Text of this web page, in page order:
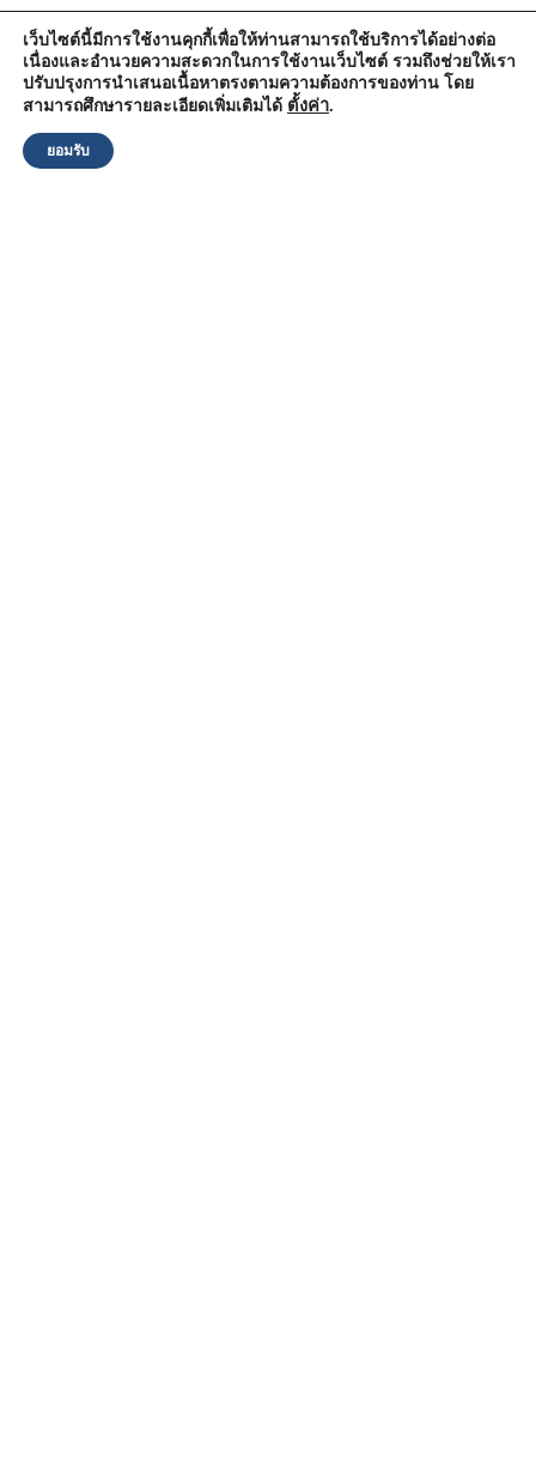
สำนักงานองค์การบริหารส่วนตำบลวัดตูม
หมู่ที่ 5 ตำบลวัดตูม อำเภอพระนครศรีอยุธยา จังหวัดพระนครศรีอยุธยา
13000
เว็บไซต์นี้มีการใช้งานคุกกี้เพื่อให้ท่านสามารถใช้บริการได้อย่างต่อ
เนื่องและอำนวยความสะดวกในการใช้งานเว็บไซต์ รวมถึงช่วยให้เรา
ปรับปรุงการนำเสนอเนื้อหาตรงตามความต้องการของท่าน โดย
สามารถศึกษารายละเอียดเพิ่มเติมได้ ตั้งค่า.
ยอมรับ